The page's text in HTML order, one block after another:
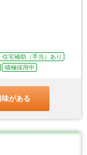
住宅補助（手当）あり
積極採用中
がある